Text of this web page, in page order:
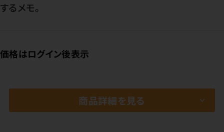
するメモ。
価格はログイン後表示
商品詳細を見る